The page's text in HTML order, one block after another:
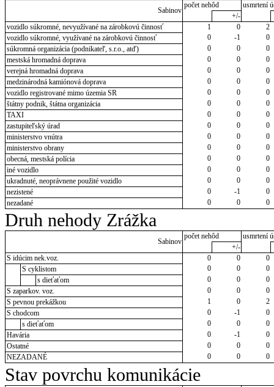
Sabinov
počet nehôd
usmrtení
+/-
vozidlo súkromné, nevyužívané na zárobkovú činnosť
1 0
2
vozidlo súkromné, využívané na zárobkovú činnosť
0 -1
0
súkromná organizácia (podnikateľ, s.r.o., atď)
0 0
0
mestská hromadná doprava
0 0
0
verejná hromadná doprava
0 0
0
medzinárodná kamiónová doprava
0 0
0
vozidlo registrované mimo územia SR
0 0
0
štátny podnik, štátna organizácia
0 0
0
TAXI
0 0
0
zastupiteľský úrad
0 0
0
ministerstvo vnútra
0 0
0
ministerstvo obrany
0 0
0
obecná, mestská polícia
0 0
0
iné vozidlo
0 0
0
ukradnuté, neoprávnene použité vozidlo
0 0
0
nezistené
0 -1
0
nezadané
0 0 0
Druh nehody Zrážka
Sabinov
počet nehôd
usmrtení
+/-
S idúcim nek.voz.
0 0
0
S cyklistom
0 0
0
s dieťaťom
0 0
0
S zaparkov. voz.
0 0
0
S pevnou prekážkou
1 0
2
S chodcom
0 -1
0
s dieťaťom
0 0
0
Havária
0 -1
0
Ostatné
0 0
0
NEZADANÉ
0 0 0
Stav povrchu komunikácie